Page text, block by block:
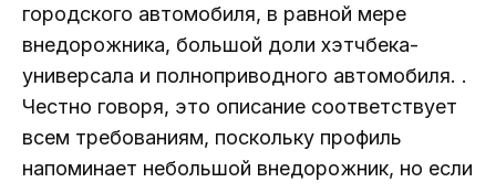
городского автомобиля, в равной мере
внедорожника, большой доли хэтчбека-
универсала и полноприводного автомобиля. .
Честно говоря, это описание соответствует
всем требованиям, поскольку профиль
напоминает небольшой внедорожник, но если